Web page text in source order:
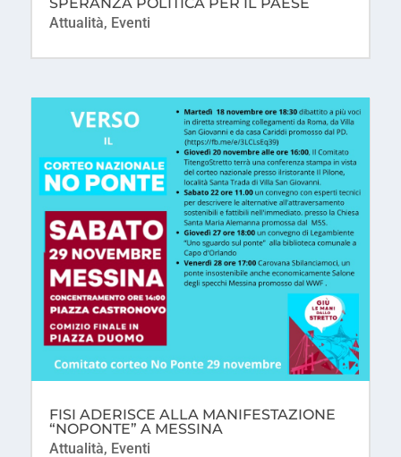
Attualità, Eventi
FISI ADERISCE ALLA MANIFESTAZIONE
“NOPONTE” A MESSINA
Attualità, Eventi